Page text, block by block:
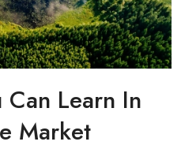
Can Learn In
Market